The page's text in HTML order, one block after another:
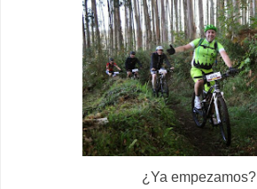
¿Ya empezamos?